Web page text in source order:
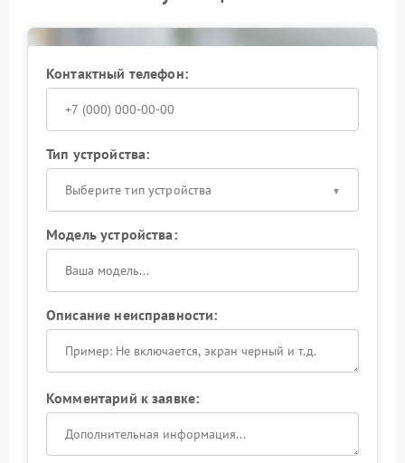
Когда камера не видит карту, сервисный центр
Fujifilm выполняет точную диагностику разъема,
проводится ремонт с сохранением заводских
параметров устройства. Такой подход позволяет
вернуть стабильную работу камеры и избежать
повторных отказов в будущем.
Контактный телефон:
Тип устройства:
Выберите тип устройства
Модель устройства:
Описание неисправности:
Комментарий к заявке: